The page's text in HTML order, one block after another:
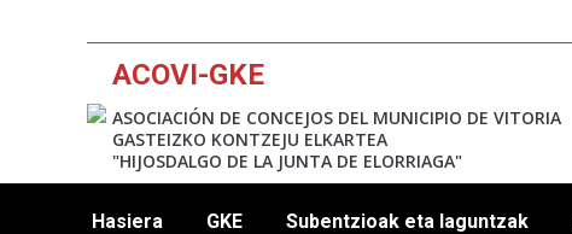
ACOVI-GKE
ASOCIACIÓN DE CONCEJOS DEL MUNICIPIO DE VITORIA
GASTEIZKO KONTZEJU ELKARTEA
"HIJOSDALGO DE LA JUNTA DE ELORRIAGA"
Hasiera GKE Subentzioak eta laguntzak